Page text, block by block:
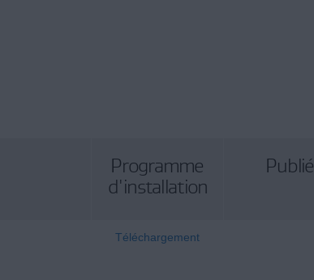
Programme
d'installation
Publié
Téléchargement